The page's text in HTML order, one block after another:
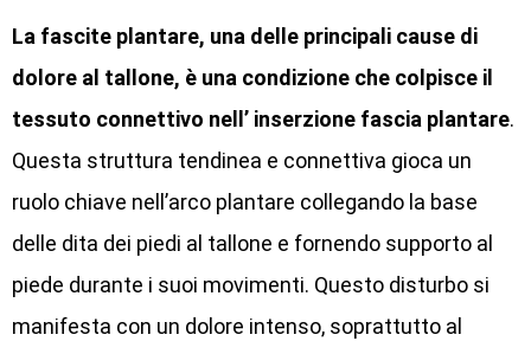
La fascite plantare, una delle principali cause di
dolore al tallone, è una condizione che colpisce il
tessuto connettivo nell’ inserzione fascia plantare.
Questa struttura tendinea e connettiva gioca un
ruolo chiave nell’arco plantare collegando la base
delle dita dei piedi al tallone e fornendo supporto al
piede durante i suoi movimenti. Questo disturbo si
manifesta con un dolore intenso, soprattutto al